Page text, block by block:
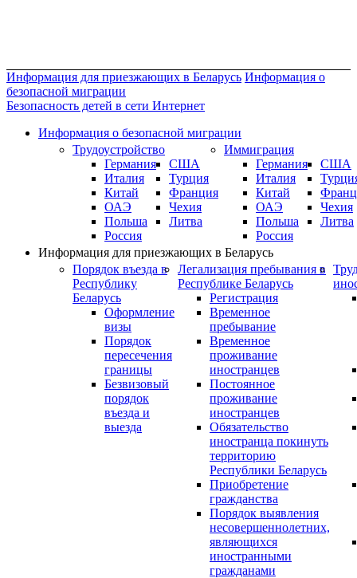
Информация для приезжающих в Беларусь Информация о
безопасной миграции
Безопасность детей в сети Интернет
Информация о безопасной миграции
Трудоустройство
Германия
Италия
Китай
ОАЭ
Польша
Россия
США
Турция
Франция
Чехия
Литва
Иммиграция
Германия
Италия
Китай
ОАЭ
Польша
Россия
США
Чехия
Литва
Информация для приезжающих в Беларусь
Порядок въезда в
Республику
Беларусь
Оформление
визы
Порядок
пересечения
границы
Безвизовый
порядок
въезда и
выезда
Легализация пребывания в
Республике Беларусь
Регистрация
Временное
пребывание
Временное
проживание
иностранцев
Постоянное
проживание
иностранцев
Обязательство
иностранца покинуть
территорию
Республики Беларусь
Приобретение
гражданства
Порядок выявления
несовершеннолетних,
являющихся
иностранными
гражданами